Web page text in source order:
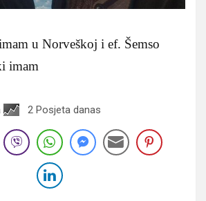
u Norveškoj i ef. Šemso
imam
2 Posjeta danas